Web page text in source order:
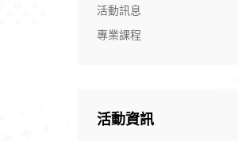
活動訊息
專業課程
活動資訊